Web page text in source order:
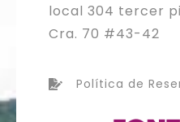
local 304 tercer
Cra. 70 #43-42
Política de